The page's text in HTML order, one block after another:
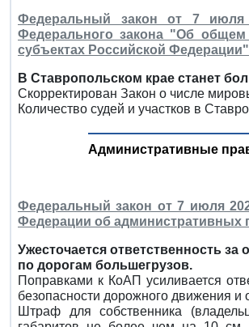
Федеральный закон от 7
Федерального закона "Об
субъектах Российской Федерации"
В Ставропольском крае станет
Скорректирован Закон о числе
Количество судей и участков в
Административные
Федеральный закон от 7 июля
Федерации об административных
Ужесточается ответственность
по дорогам большегрузов.
Поправками к КоАП усиливается
безопасности дорожного движения и
Штраф для собственника